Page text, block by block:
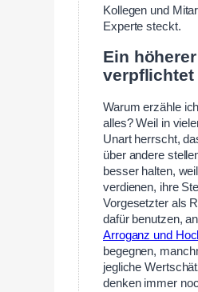
Kollegen und
Experte steckt.
Ein
verpflichtet
Warum erzähle
alles? Weil in
Unart herrscht,
über andere
besser halten,
verdienen, ihre
Vorgesetzter als
dafür benutzen,
Arroganz und
begegnen,
jegliche
denken immer